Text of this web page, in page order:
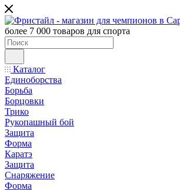
более 7 000 товаров для спорта
Каталог
Единоборства
Борьба
Борцовки
Трико
Рукопашный бой
Защита
Форма
Каратэ
Защита
Снаряжение
Форма